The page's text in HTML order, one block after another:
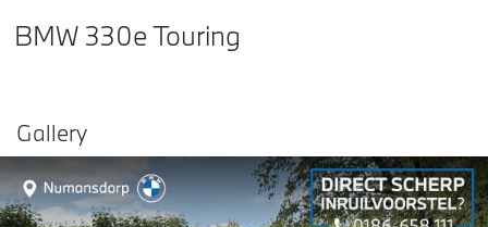
BMW 330e Touring
Gallery